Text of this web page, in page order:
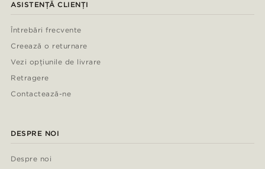
ASISTENȚĂ CLIENȚI
Întrebări frecvente
Creează o returnare
Vezi opțiunile de livrare
Retragere
Contactează-ne
DESPRE NOI
Despre noi